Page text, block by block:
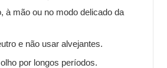
à mão ou no modo delicado da
e não usar alvejantes.
por longos períodos.